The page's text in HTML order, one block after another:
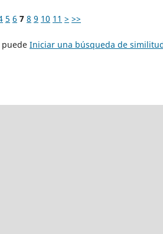
5 6 7 8 9 10 11 > >>
puede Iniciar una búsqueda de